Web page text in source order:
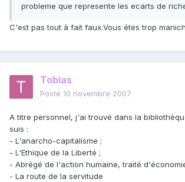
probleme que represente les ecarts de
C'est pas tout à fait faux.Vous étes trop
Tobias
Posté 10 novembre 2007
A titre personnel, j'ai trouvé dans la
suis :
- L'anarcho-capitalisme ;
- L'Ethique de la Liberté ;
- Abrégé de l'action humaine, traité
- La route de la servitude